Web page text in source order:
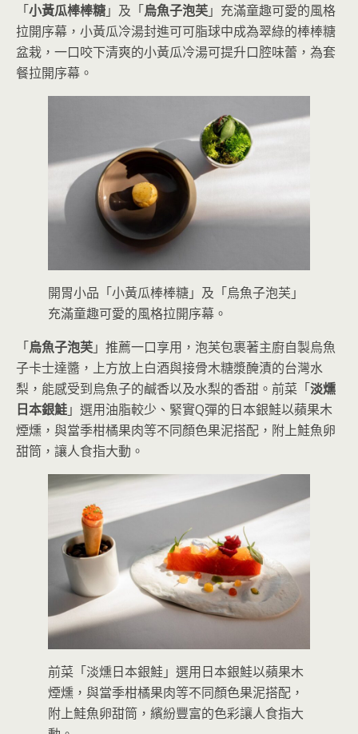
「小黃瓜棒棒糖」及「烏魚子泡芙」充滿童趣可愛的風格
拉開序幕，小黃瓜冷湯封進可可脂球中成為翠綠的棒棒糖
盆栽，一口咬下清爽的小黃瓜冷湯可提升口腔味蕾，為套
餐拉開序幕。
開胃小品「小黃瓜棒棒糖」及「烏魚子泡芙」
充滿童趣可愛的風格拉開序幕。
「烏魚子泡芙」推薦一口享用，泡芙包裹著主廚自製烏魚
子卡士達醬，上方放上白酒與接骨木糖漿醃漬的台灣水
梨，能感受到烏魚子的鹹香以及水梨的香甜。前菜「淡燻
日本銀鮭」選用油脂較少、緊實Q彈的日本銀鮭以蘋果木
煙燻，與當季柑橘果肉等不同顏色果泥搭配，附上鮭魚卵
甜筒，讓人食指大動。
前菜「淡燻日本銀鮭」選用日本銀鮭以蘋果木
煙燻，與當季柑橘果肉等不同顏色果泥搭配，
附上鮭魚卵甜筒，繽紛豐富的色彩讓人食指大